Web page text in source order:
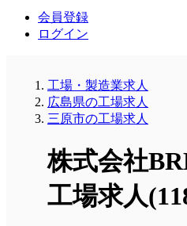
会員登録
ログイン
工場・製造業求人
広島県の工場求人
三原市の工場求人
株式会社
工場求人